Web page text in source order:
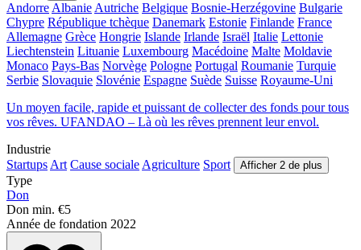
Andorre Albanie Autriche Belgique Bosnie-Herzégovine Bulgarie
Chypre République tchèque Danemark Estonie Finlande France
Allemagne Grèce Hongrie Islande Irlande Israël Italie Lettonie
Liechtenstein Lituanie Luxembourg Macédoine Malte Moldavie
Monaco Pays-Bas Norvège Pologne Portugal Roumanie Turquie
Serbie Slovaquie Slovénie Espagne Suède Suisse Royaume-Uni
Un moyen facile, rapide et puissant de collecter des fonds pour tous
vos rêves. UFANDAO – Là où les rêves prennent leur envol.
Industrie
Startups Art Cause sociale Agriculture Sport Afficher 2 de plus
Type
Don
Don min. €5
Année de fondation 2022